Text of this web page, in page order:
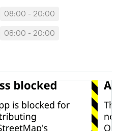
08:00 - 20:00
08:00 - 20:00